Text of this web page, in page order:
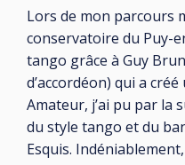
Lors de mon parcours
conservatoire du Puy-
tango grâce à Guy
d’accordéon) qui a
Amateur, j’ai pu par la
du style tango et du
Esquis.